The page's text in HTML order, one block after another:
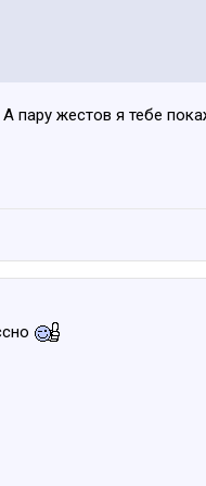
пару жестов я тебе